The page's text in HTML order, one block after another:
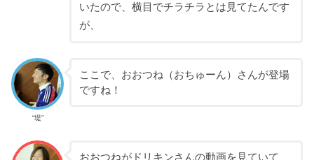
いたので、横目でチラチラとは見てたんです
が、
“堤”
ここで、おおつね（おちゅーん）さんが登場
ですね！
おおつねがドリキンさんの動画を見ていて、